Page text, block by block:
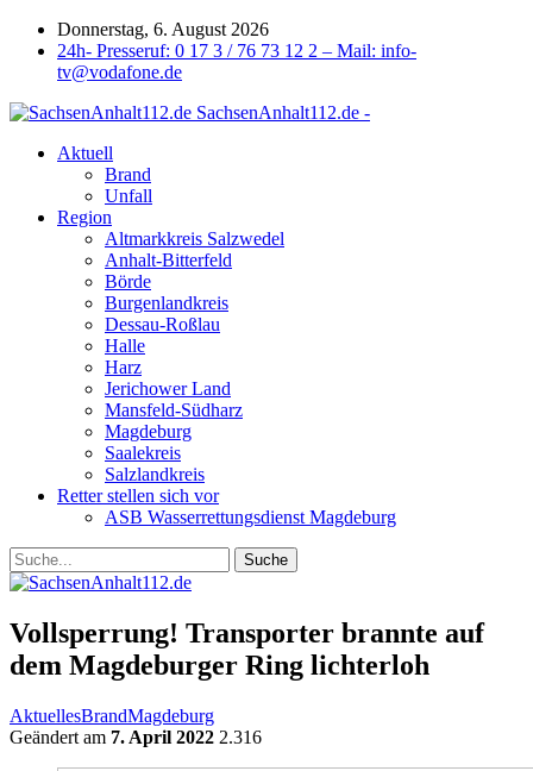
Donnerstag, 6. August 2026
24h- Presseruf: 0 17 3 / 76 73 12 2 – Mail: info-
tv@vodafone.de
SachsenAnhalt112.de -
Aktuell
Brand
Unfall
Region
Altmarkkreis Salzwedel
Anhalt-Bitterfeld
Börde
Burgenlandkreis
Dessau-Roßlau
Halle
Harz
Jerichower Land
Mansfeld-Südharz
Magdeburg
Saalekreis
Salzlandkreis
Retter stellen sich vor
ASB Wasserrettungsdienst Magdeburg
Vollsperrung! Transporter brannte auf
dem Magdeburger Ring lichterloh
AktuellesBrandMagdeburg
Geändert am 7. April 2022 2.316